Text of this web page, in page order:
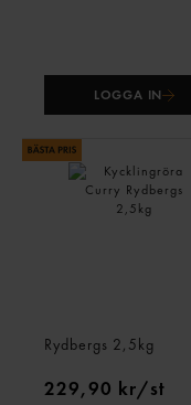
LOGGA IN
Rydbergs 2,5kg
229,90 kr/st